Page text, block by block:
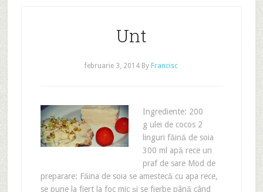
Unt
februarie 3, 2014 By Francisc
Ingrediente: 200
g ulei de cocos 2
linguri făină de soia
300 ml apă rece un
praf de sare Mod de
preparare: Făina de soia se amestecă cu apa rece,
se pune la fiert la foc mic și se fierbe până când